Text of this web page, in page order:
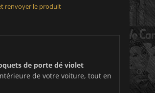
renvoyer le produit
de porte dé violet
de votre voiture, tout en